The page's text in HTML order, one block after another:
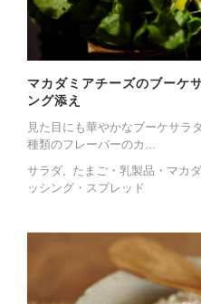
マカダミアチーズのブーケ
ング添え
見た目にも華やかなブーケサラ
種類のフレーバーのカ...
サラダ
たまご・乳製品・マカ
ッシング・スプレッド